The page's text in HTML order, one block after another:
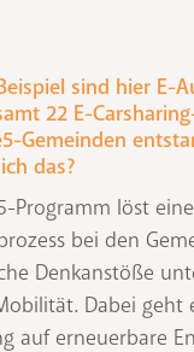
sind hier E-
22 E-
Gemeinden
das?
Programm löst
bei den
Denkanstöße
Dabei geht
auf erneuerbare